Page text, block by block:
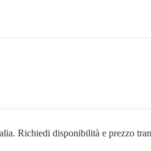
Richiedi disponibilità e prezzo